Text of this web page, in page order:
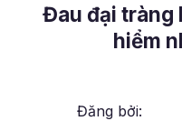
Đau đại tràng
hiểm
Đăng bởi: